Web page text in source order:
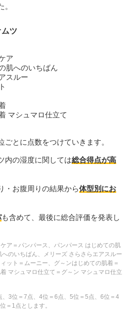
ツ
ア
肌へのいちばん
スルー
マシュマロ仕立て
ごとに点数をつけていきます。
内の湿度に関しては総合得点が高
・お腹周りの結果から体型別にお
も含めて、最後に総合評価を発表し
ア＝パンパース、パンパース はじめての肌
のいちばん、メリーズ さらさらエアスルー
ット＝ムーニー、グ～ンはじめての肌着＝
マシュマロ仕立て＝グ～ン マシュマロ仕立
3位＝7点、4位＝6点、5位＝5点、6位＝4
＝1点とします。